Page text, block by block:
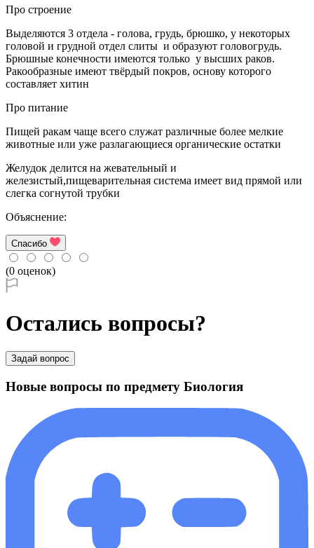
Про строение
Выделяются 3 отдела - голова, грудь, брюшко, у некоторых
головой и грудной отдел слиты и образуют головогрудь.
Брюшные конечности имеются только у высших раков.
Ракообразные имеют твёрдый покров, основу которого
составляет хитин
Про питание
Пищей ракам чаще всего служат различные более мелкие
животные или уже разлагающиеся органические остатки
Желудок делится на жевательный и
железистый,пищеварительная система имеет вид прямой или
слегка согнутой трубки
Объяснение:
Спасибо
(0 оценок)
Остались вопросы?
Задай вопрос
Новые вопросы по предмету Биология